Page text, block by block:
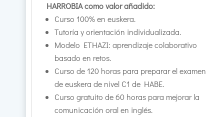
HARROBIA como valor añadido:
Curso 100% en euskera.
Tutoría y orientación individualizada.
Modelo ETHAZI: aprendizaje colaborativo
basado en retos.
Curso de 120 horas para preparar el examen
de euskera de nivel C1 de HABE.
Curso gratuito de 60 horas para mejorar la
comunicación oral en inglés.